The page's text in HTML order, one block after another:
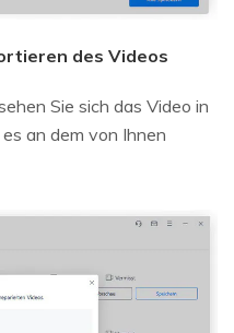
des Videos
Sie sich das Video in
an dem von Ihnen